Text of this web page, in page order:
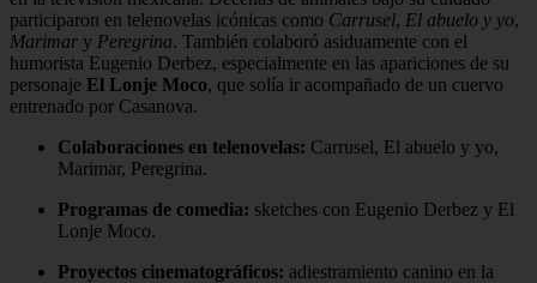
participaron en telenovelas icónicas como Carrusel, El abuelo y yo,
Marimar y Peregrina. También colaboró asiduamente con el
humorista Eugenio Derbez, especialmente en las apariciones de su
personaje El Lonje Moco, que solía ir acompañado de un cuervo
entrenado por Casanova.
Colaboraciones en telenovelas: Carrusel, El abuelo y yo,
Marimar, Peregrina.
Programas de comedia: sketches con Eugenio Derbez y El
Lonje Moco.
Proyectos cinematográficos: adiestramiento canino en la